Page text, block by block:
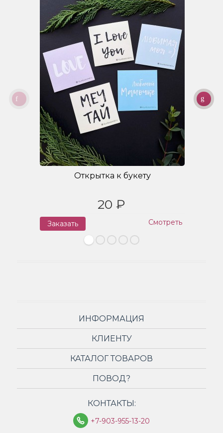
Открытка к букету
20 ₽
Заказать Смотреть
ИНФОРМАЦИЯ
КЛИЕНТУ
КАТАЛОГ ТОВАРОВ
ПОВОД?
КОНТАКТЫ:
+7-903-955-13-20